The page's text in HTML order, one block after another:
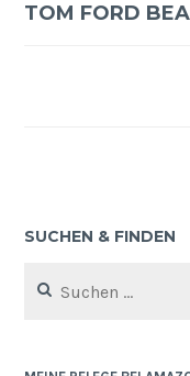
TOM FORD
SUCHEN & FINDEN
nach: